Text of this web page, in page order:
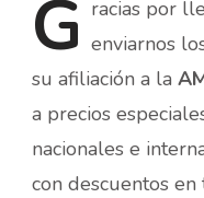
G racias por
enviarnos
su afiliación a la
a precios
nacionales e
con descuentos